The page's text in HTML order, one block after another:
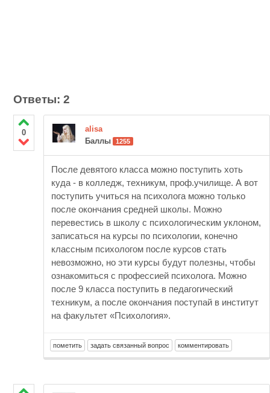
Ответы: 2
0
alisa
Баллы
1255
После девятого класса можно поступить хоть
куда - в колледж, техникум, проф.училище. А вот
поступить учиться на психолога можно только
после окончания средней школы. Можно
перевестись в школу с психологическим уклоном,
записаться на курсы по психологии, конечно
классным психологом после курсов стать
невозможно, но эти курсы будут полезны, чтобы
ознакомиться с профессией психолога. Можно
после 9 класса поступить в педагогический
техникум, а после окончания поступай в институт
на факультет «Психология».